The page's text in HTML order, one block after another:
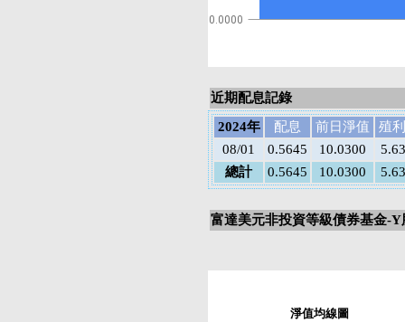
0.0000
近期配息記錄
2024年
配息 前日淨值
殖
08/01
0.5645 10.0300
總計
0.5645 10.0300
富達美元非投資等級債券基金-Y
淨值均線圖